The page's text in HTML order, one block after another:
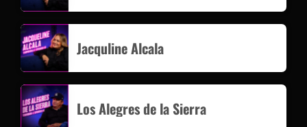
Jacquline Alcala
Los Alegres de la Sierra